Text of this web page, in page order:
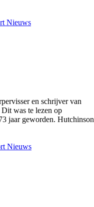
Nieuws
en schrijver van
was te lezen op
jaar geworden. Hutchinson
Nieuws